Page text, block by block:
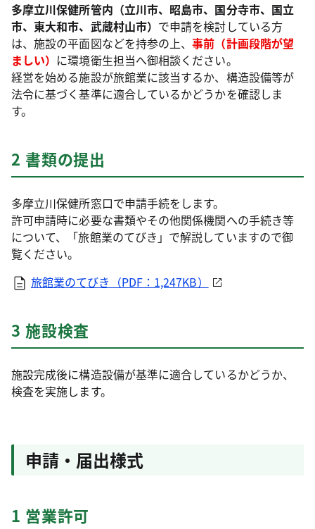
多摩立川保健所管内（立川市、昭島市、国分寺市、国立
市、東大和市、武蔵村山市） で申請を検討している方
は、施設の平面図などを持参の上、事前（計画段階が望
ましい） に環境衛生担当へ御相談ください。
経営を始める施設が旅館業に該当するか、構造設備等が
法令に基づく基準に適合しているかどうかを確認しま
す。
2 書類の提出
多摩立川保健所窓口で申請手続をします。
許可申請時に必要な書類やその他関係機関への手続き等
について、「旅館業のてびき」で解説していますので御
覧ください。
旅館業のてびき（PDF：1,247KB）
3 施設検査
施設完成後に構造設備が基準に適合しているかどうか、
検査を実施します。
申請・届出様式
1 営業許可